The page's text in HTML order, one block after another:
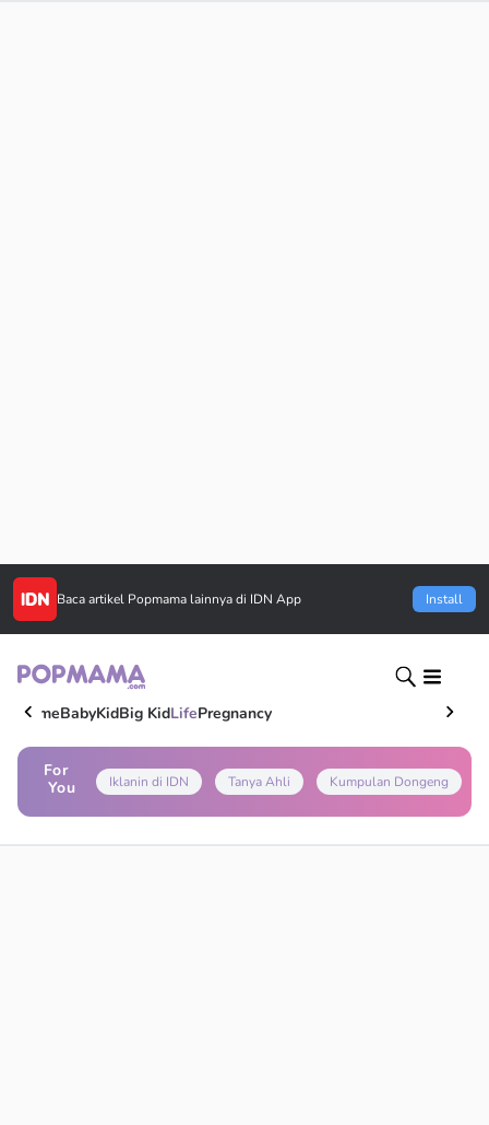
Baca artikel Popmama lainnya di IDN App Install
HomeBabyKidBig KidLifePregnancy
For
You
Iklanin di IDN Tanya Ahli Kumpulan Dongeng